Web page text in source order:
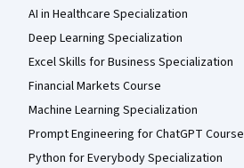
AI in Healthcare Specialization
Deep Learning Specialization
Excel Skills for Business Specialization
Financial Markets Course
Machine Learning Specialization
Prompt Engineering for ChatGPT Course
Python for Everybody Specialization